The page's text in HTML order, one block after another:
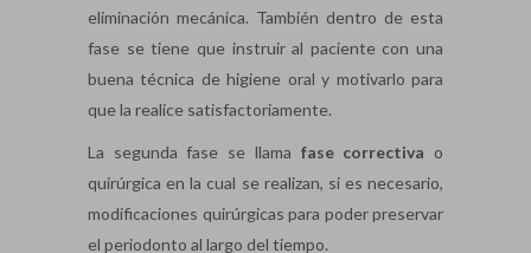
eliminación mecánica. También dentro de esta
fase se tiene que instruir al paciente con una
buena técnica de higiene oral y motivarlo para
que la realice satisfactoriamente.
La segunda fase se llama fase correctiva o
quirúrgica en la cual se realizan, si es necesario,
modificaciones quirúrgicas para poder preservar
el periodonto al largo del tiempo.